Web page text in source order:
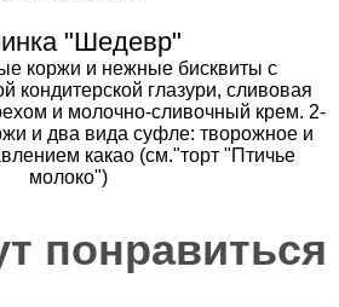
"Шедевр"
коржи и нежные бисквиты с
кондитерской глазури, сливовая
и молочно-сливочный крем. 2-
и два вида суфле: творожное и
какао (см."торт "Птичье
молоко")
понравиться